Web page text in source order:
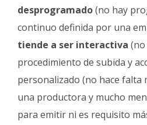
desprogramado(no hay
continuo definida por una
tiende a ser interactiva (no
procedimiento de subida y
personalizado (no hace falta
una productora y mucho
para emitir ni es requisito